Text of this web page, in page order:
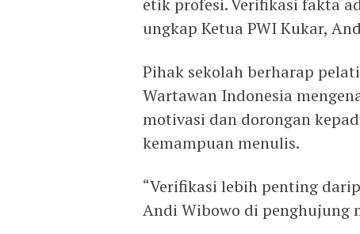
ungkap Ketua PWI Kukar,
Pihak sekolah berharap
Wartawan Indonesia
motivasi dan dorongan
kemampuan menulis.
“Verifikasi lebih penting
Andi Wibowo di penghujung